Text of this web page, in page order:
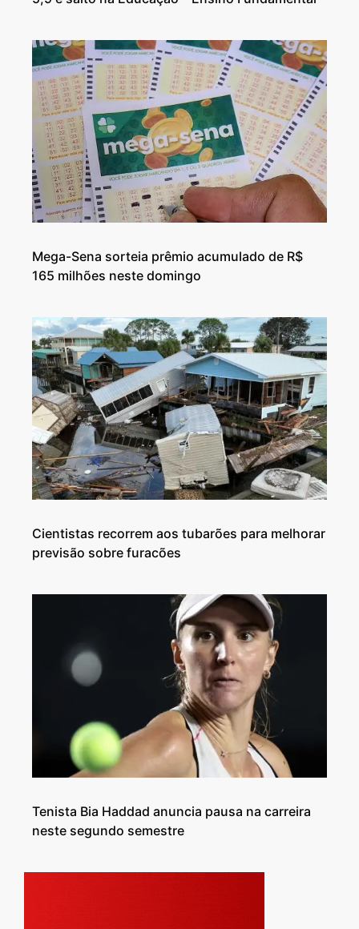
Mega-Sena sorteia prêmio acumulado de R$
165 milhões neste domingo
Cientistas recorrem aos tubarões para melhorar
previsão sobre furacões
Tenista Bia Haddad anuncia pausa na carreira
neste segundo semestre